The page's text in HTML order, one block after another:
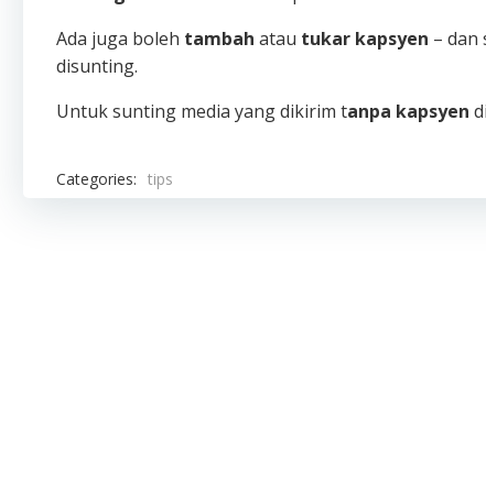
Ada juga boleh tambah atau tukar kapsyen – dan
disunting.
Untuk sunting media yang dikirim tanpa kapsyen
Categories: tips